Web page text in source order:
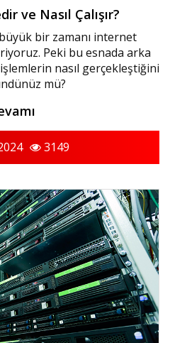
ve Nasıl Çalışır?
bir zamanı internet
Peki bu esnada arka
nasıl gerçekleştiğini
mü?
3149